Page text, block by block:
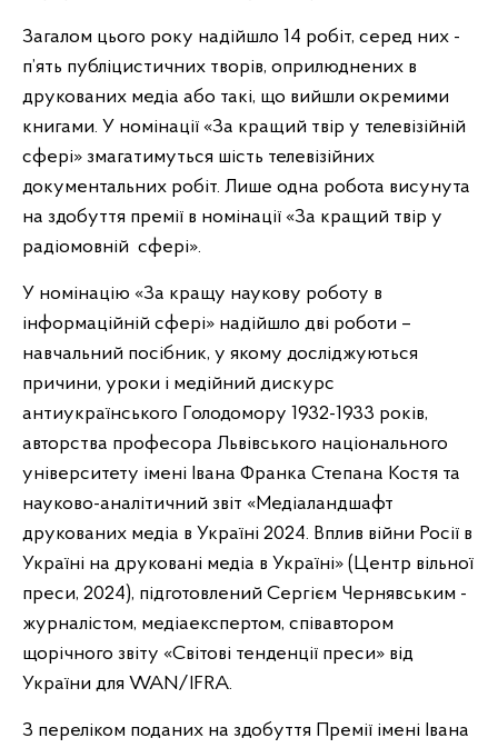
Загалом цього року надійшло 14 робіт, серед них -
п’ять публіцистичних творів, оприлюднених в
друкованих медіа або такі, що вийшли окремими
книгами. У номінації «За кращий твір у телевізійній
сфері» змагатимуться шість телевізійних
документальних робіт. Лише одна робота висунута
на здобуття премії в номінації «За кращий твір у
радіомовній сфері».
У номінацію «За кращу наукову роботу в
інформаційній сфері» надійшло дві роботи –
навчальний посібник, у якому досліджуються
причини, уроки і медійний дискурс
антиукраїнського Голодомору 1932-1933 років,
авторства професора Львівського національного
університету імені Івана Франка Степана Костя та
науково-аналітичний звіт «Медіаландшафт
друкованих медіа в Україні 2024. Вплив війни Росії в
Україні на друковані медіа в Україні» (Центр вільної
преси, 2024), підготовлений Сергієм Чернявським -
журналістом, медіаекспертом, співавтором
щорічного звіту «Світові тенденції преси» від
України для WAN/IFRA.
З переліком поданих на здобуття Премії імені Івана